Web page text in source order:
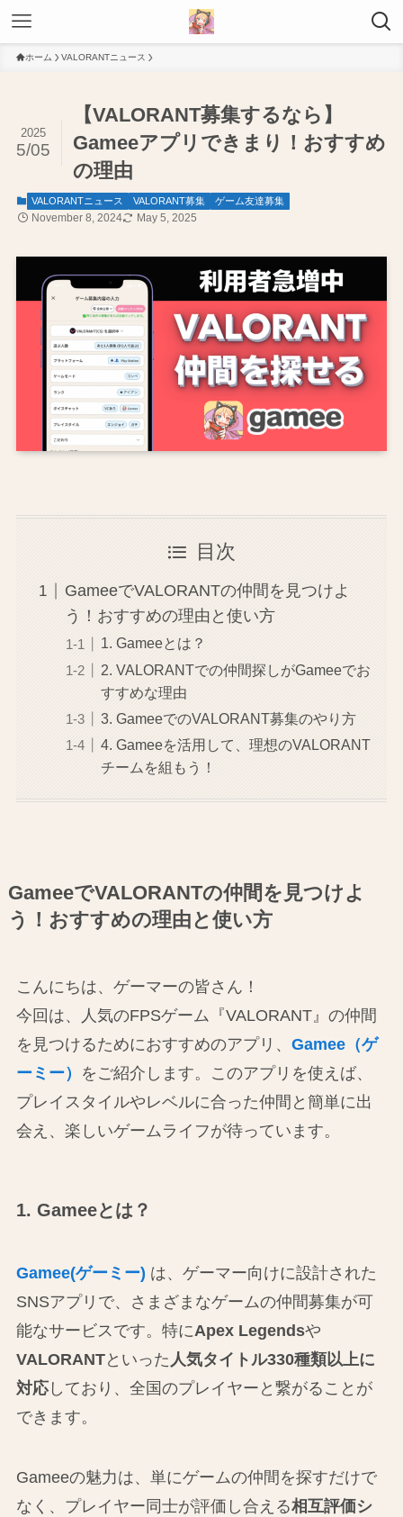
ホーム VALORANTニュース
【VALORANT募集するなら】
Gameeアプリできまり！おすすめ
の理由
2025
5/05
VALORANTニュース VALORANT募集 ゲーム友達募集
November 8, 2024 May 5, 2025
目次
GameeでVALORANTの仲間を見つけよ
う！おすすめの理由と使い方
1. Gameeとは？
2. VALORANTでの仲間探しがGameeでお
すすめな理由
3. GameeでのVALORANT募集のやり方
4. Gameeを活用して、理想のVALORANT
チームを組もう！
GameeでVALORANTの仲間を見つけよ
う！おすすめの理由と使い方
こんにちは、ゲーマーの皆さん！
今回は、人気のFPSゲーム『VALORANT』の仲間
を見つけるためにおすすめのアプリ、 Gamee（ゲ
ーミー）
をご紹介します。このアプリを使えば、
プレイスタイルやレベルに合った仲間と簡単に出
会え、楽しいゲームライフが待っています。
1. Gameeとは？
Gamee(ゲーミー) は、ゲーマー向けに設計された
SNSアプリで、さまざまなゲームの仲間募集が可
能なサービスです。特にApex Legendsや
VALORANTといった 人気タイトル330種類以上に
対応しており、全国のプレイヤーと繋がることが
できます。
Gameeの魅力は、単にゲームの仲間を探すだけで
なく、プレイヤー同士が評価し合える相互評価シ